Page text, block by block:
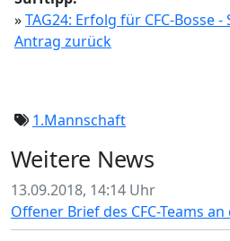
»TAG24: Erfolg für CFC-Bosse
Antrag zurück
1.Mannschaft
Weitere News
13.09.2018, 14:14 Uhr
Offener Brief des CFC-Teams